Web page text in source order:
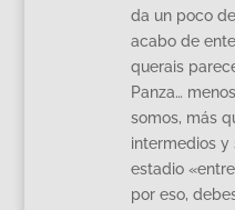
da un poco
acabo de
querais
Panza…
somos, más
intermedios y
estadio
por eso,